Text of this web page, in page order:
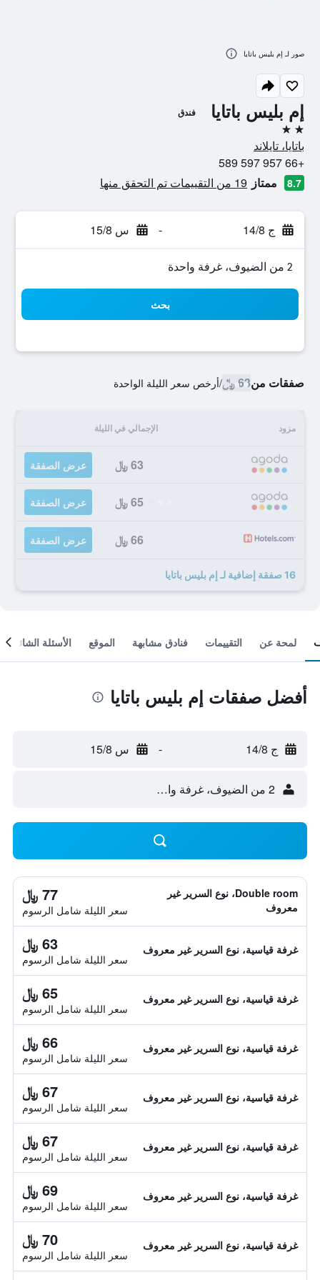
إم بليس باتايا فندق
2 نجمتين
باتايا، تايلاند
+66 957 597 589
8.7 ممتاز 19 من التقييمات تم التحقق منها
ج 14/8 - س 15/8
2 من الضيوف، غرفة واحدة
بحث
صفقات من63 ﷼ /أرخص سعر الليلة الواحدة
مزود الإجمالي في الليلة
63 ﷼ عرض الصفقة
65 ﷼ عرض الصفقة
66 ﷼ عرض الصفقة
16 صفقة إضافية لـ إم بليس باتايا
صور لـ إم بليس باتايا
لمحة عن التقييمات فنادق مشابهة الموقع الأسئلة الشائعة
أفضل صفقات إم بليس باتايا
ج 14/8 - س 15/8
2 من الضيوف، غرفة واحدة
Double room، نوع السرير غير
معروف
77 ﷼
سعر الليلة شامل الرسوم
غرفة قياسية، نوع السرير غير معروف 63 ﷼
سعر الليلة شامل الرسوم
غرفة قياسية، نوع السرير غير معروف 65 ﷼
سعر الليلة شامل الرسوم
غرفة قياسية، نوع السرير غير معروف 66 ﷼
سعر الليلة شامل الرسوم
غرفة قياسية، نوع السرير غير معروف 67 ﷼
سعر الليلة شامل الرسوم
غرفة قياسية، نوع السرير غير معروف 67 ﷼
سعر الليلة شامل الرسوم
غرفة قياسية، نوع السرير غير معروف 69 ﷼
سعر الليلة شامل الرسوم
غرفة قياسية، نوع السرير غير معروف 70 ﷼
سعر الليلة شامل الرسوم